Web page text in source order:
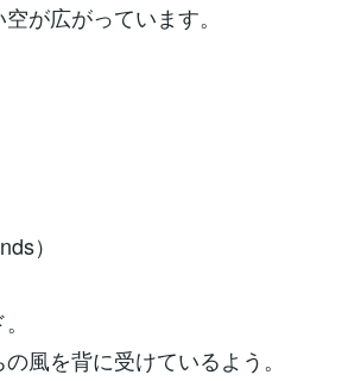
が広がっています。
）
風を背に受けているよう。